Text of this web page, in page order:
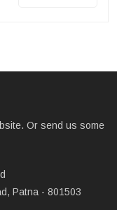
Or send us some
Patna - 801503